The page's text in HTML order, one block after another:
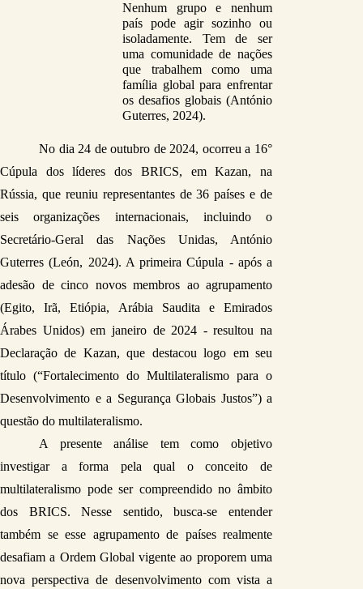
Nenhum grupo e nenhum
país pode agir sozinho ou
isoladamente. Tem de ser
uma comunidade de nações
que trabalhem como uma
família global para enfrentar
os desafios globais (António
Guterres, 2024).
No dia 24 de outubro de 2024, ocorreu a 16°
Cúpula dos líderes dos BRICS, em Kazan, na
Rússia, que reuniu representantes de 36 países e de
seis organizações internacionais, incluindo o
Secretário-Geral das Nações Unidas, António
Guterres (León, 2024). A primeira Cúpula - após a
adesão de cinco novos membros ao agrupamento
(Egito, Irã, Etiópia, Arábia Saudita e Emirados
Árabes Unidos) em janeiro de 2024 - resultou na
Declaração de Kazan, que destacou logo em seu
título (“Fortalecimento do Multilateralismo para o
Desenvolvimento e a Segurança Globais Justos”) a
questão do multilateralismo.
A presente análise tem como objetivo
investigar a forma pela qual o conceito de
multilateralismo pode ser compreendido no âmbito
dos BRICS. Nesse sentido, busca-se entender
também se esse agrupamento de países realmente
desafiam a Ordem Global vigente ao proporem uma
nova perspectiva de desenvolvimento com vista a